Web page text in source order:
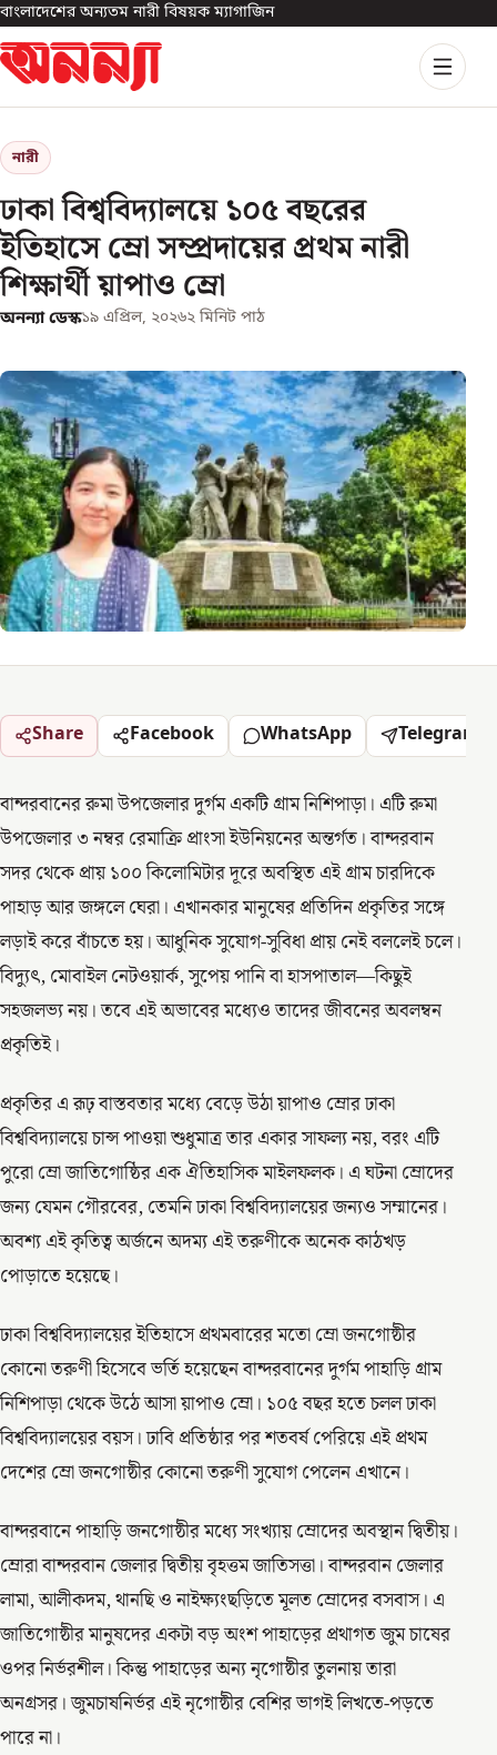
বাংলাদেশের অন্যতম নারী বিষয়ক ম্যাগাজিন
নারী
ঢাকা বিশ্ববিদ্যালয়ে ১০৫ বছরের
ইতিহাসে ম্রো সম্প্রদায়ের প্রথম নারী
শিক্ষার্থী য়াপাও ম্রো
অনন্যা ডেস্ক১৯ এপ্রিল, ২০২৬২ মিনিট পাঠ
Share Facebook WhatsApp Telegram
বান্দরবানের রুমা উপজেলার দুর্গম একটি গ্রাম নিশিপাড়া। এটি রুমা
উপজেলার ৩ নম্বর রেমাক্রি প্রাংসা ইউনিয়নের অন্তর্গত। বান্দরবান
সদর থেকে প্রায় ১০০ কিলোমিটার দূরে অবস্থিত এই গ্রাম চারদিকে
পাহাড় আর জঙ্গলে ঘেরা। এখানকার মানুষের প্রতিদিন প্রকৃতির সঙ্গে
লড়াই করে বাঁচতে হয়। আধুনিক সুযোগ-সুবিধা প্রায় নেই বললেই চলে।
বিদ্যুৎ, মোবাইল নেটওয়ার্ক, সুপেয় পানি বা হাসপাতাল—কিছুই
সহজলভ্য নয়। তবে এই অভাবের মধ্যেও তাদের জীবনের অবলম্বন
প্রকৃতিই।
প্রকৃতির এ রূঢ় বাস্তবতার মধ্যে বেড়ে উঠা য়াপাও ম্রোর ঢাকা
বিশ্ববিদ্যালয়ে চান্স পাওয়া শুধুমাত্র তার একার সাফল্য নয়, বরং এটি
পুরো ম্রো জাতিগোষ্ঠির এক ঐতিহাসিক মাইলফলক। এ ঘটনা ম্রোদের
জন্য যেমন গৌরবের, তেমনি ঢাকা বিশ্ববিদ্যালয়ের জন্যও সম্মানের।
অবশ্য এই কৃতিত্ব অর্জনে অদম্য এই তরুণীকে অনেক কাঠখড়
পোড়াতে হয়েছে।
ঢাকা বিশ্ববিদ্যালয়ের ইতিহাসে প্রথমবারের মতো ম্রো জনগোষ্ঠীর
কোনো তরুণী হিসেবে ভর্তি হয়েছেন বান্দরবানের দুর্গম পাহাড়ি গ্রাম
নিশিপাড়া থেকে উঠে আসা য়াপাও ম্রো। ১০৫ বছর হতে চলল ঢাকা
বিশ্ববিদ্যালয়ের বয়স। ঢাবি প্রতিষ্ঠার পর শতবর্ষ পেরিয়ে এই প্রথম
দেশের ম্রো জনগোষ্ঠীর কোনো তরুণী সুযোগ পেলেন এখানে।
বান্দরবানে পাহাড়ি জনগোষ্ঠীর মধ্যে সংখ্যায় ম্রোদের অবস্থান দ্বিতীয়।
ম্রোরা বান্দরবান জেলার দ্বিতীয় বৃহত্তম জাতিসত্তা। বান্দরবান জেলার
লামা, আলীকদম, থানছি ও নাইক্ষ্যংছড়িতে মূলত ম্রোদের বসবাস। এ
জাতিগোষ্ঠীর মানুষদের একটা বড় অংশ পাহাড়ের প্রথাগত জুম চাষের
ওপর নির্ভরশীল। কিন্তু পাহাড়ের অন্য নৃগোষ্ঠীর তুলনায় তারা
অনগ্রসর। জুমচাষনির্ভর এই নৃগোষ্ঠীর বেশির ভাগই লিখতে-পড়তে
পারে না।